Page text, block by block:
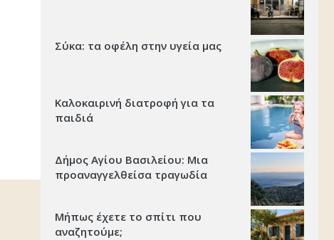
Σύκα: τα οφέλη στην υγεία μας
Καλοκαιρινή διατροφή για τα
παιδιά
Δήμος Αγίου Βασιλείου: Μια
προαναγγελθείσα τραγωδία
Μήπως έχετε το σπίτι που
αναζητούμε;